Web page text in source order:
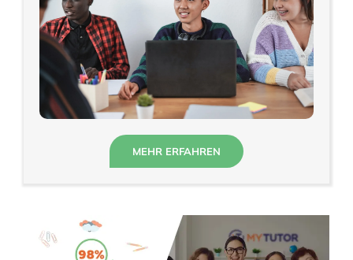
MEHR ERFAHREN